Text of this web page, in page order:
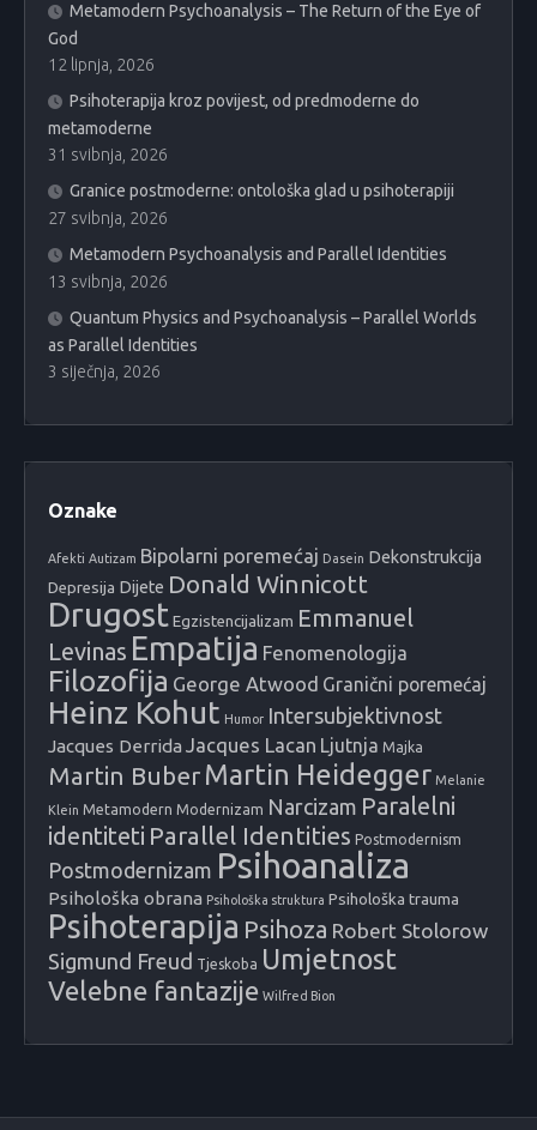
Metamodern Psychoanalysis – The Return of the Eye of
God
12 lipnja, 2026
Psihoterapija kroz povijest, od predmoderne do
metamoderne
31 svibnja, 2026
Granice postmoderne: ontološka glad u psihoterapiji
27 svibnja, 2026
Metamodern Psychoanalysis and Parallel Identities
13 svibnja, 2026
Quantum Physics and Psychoanalysis – Parallel Worlds
as Parallel Identities
3 siječnja, 2026
Oznake
Afekti Autizam Bipolarni poremećaj Dasein Dekonstrukcija
Depresija Dijete Donald Winnicott
Drugost Egzistencijalizam Emmanuel
Levinas Empatija Fenomenologija
Filozofija George Atwood Granični poremećaj
Heinz Kohut Humor Intersubjektivnost
Jacques Derrida Jacques Lacan Ljutnja Majka
Martin Buber Martin Heidegger Melanie
Klein Metamodern Modernizam Narcizam Paralelni
identiteti Parallel Identities Postmodernism
Postmodernizam Psihoanaliza
Psihološka obrana Psihološka struktura Psihološka trauma
Psihoterapija Psihoza Robert Stolorow
Sigmund Freud Tjeskoba Umjetnost
Velebne fantazije Wilfred Bion